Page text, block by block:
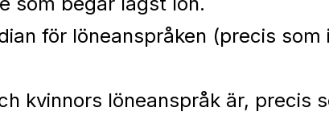
för löneanspråken (precis som
kvinnors löneanspråk är, precis